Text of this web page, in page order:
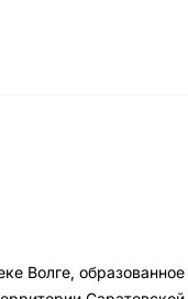
Волге, образованное